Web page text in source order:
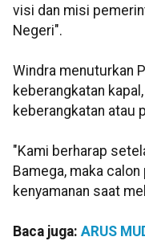
visi dan misi
Negeri".
Windra menuturkan
keberangkatan
keberangkatan atau
"Kami berharap
Bamega, maka
kenyamanan saat
Baca juga: ARUS